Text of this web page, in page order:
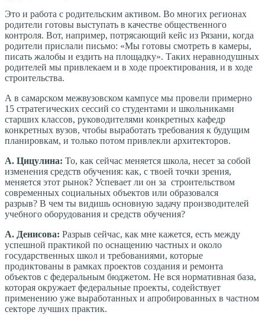
Это и работа с родительским активом. Во многих регионах
родители готовы выступать в качестве общественного
контроля. Вот, например, потрясающий кейс из Рязани, когда
родители прислали письмо: «Мы готовы смотреть в камеры,
писать жалобы и ездить на площадку». Таких неравнодушных
родителей мы привлекаем и в ходе проектирования, и в ходе
строительства.
А в самарском межвузовском кампусе мы провели примерно
15 стратегических сессий со студентами и школьниками
старших классов, руководителями конкретных кафедр
конкретных вузов, чтобы выработать требования к будущим
планировкам, и только потом привлекли архитекторов.
А. Цицулина: То, как сейчас меняется школа, несет за собой
изменения средств обучения: как, с твоей точки зрения,
меняется этот рынок? Успевает ли он за строительством
современных социальных объектов или образовался
разрыв? В чем ты видишь основную задачу производителей
учебного оборудования и средств обучения?
А. Денисова: Разрыв сейчас, как мне кажется, есть между
успешной практикой по оснащению частных и около
государственных школ и требованиями, которые
продиктованы в рамках проектов создания и ремонта
объектов с федеральным бюджетом. Не вся нормативная база,
которая окружает федеральные проекты, содействует
применению уже выработанных и апробированных в частном
секторе лучших практик.